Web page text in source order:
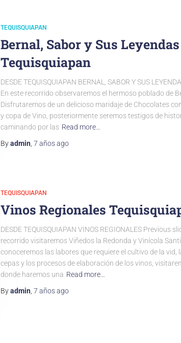
TEQUISQUIAPAN
Bernal, Sabor y Sus Leyendas
Tequisquiapan
DESDE TEQUISQUIAPAN BERNAL, SABOR Y SUS
En este recorrido observaremos el hermoso poblado de
Disfrutaremos de un delicioso maridaje de Chocolates
y copa de Vino, posteriormente seremos testigos de
caminando por las Read more…
Byadmin ,7 añosago
TEQUISQUIAPAN
Vinos Regionales
DESDE TEQUISQUIAPAN VINOS REGIONALES Previous
recorrido visitaremos Viñedos la Redonda y Vinícola
conoceremos las labores que requiere el cultivo de la vid,
cepas y los procesos de elaboración de los vinos,
donde haremos una Read more…
Byadmin ,7 añosago